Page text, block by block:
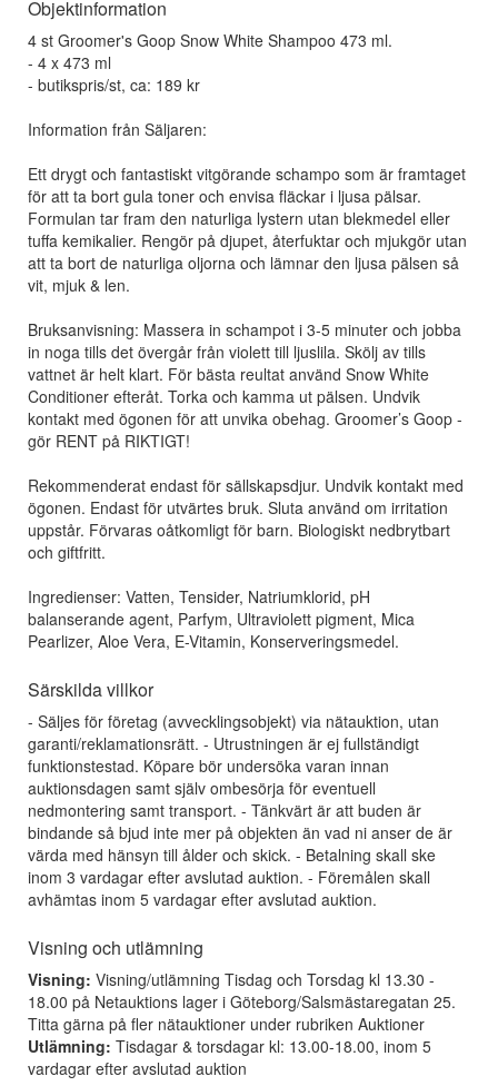
Objektinformation
4 st Groomer's Goop Snow White Shampoo 473 ml.
- 4 x 473 ml
- butikspris/st, ca: 189 kr
Information från Säljaren:
Ett drygt och fantastiskt vitgörande schampo som är framtaget
för att ta bort gula toner och envisa fläckar i ljusa pälsar.
Formulan tar fram den naturliga lystern utan blekmedel eller
tuffa kemikalier. Rengör på djupet, återfuktar och mjukgör utan
att ta bort de naturliga oljorna och lämnar den ljusa pälsen så
vit, mjuk & len.
Bruksanvisning: Massera in schampot i 3-5 minuter och jobba
in noga tills det övergår från violett till ljuslila. Skölj av tills
vattnet är helt klart. För bästa reultat använd Snow White
Conditioner efteråt. Torka och kamma ut pälsen. Undvik
kontakt med ögonen för att unvika obehag. Groomer’s Goop -
gör RENT på RIKTIGT!
Rekommenderat endast för sällskapsdjur. Undvik kontakt med
ögonen. Endast för utvärtes bruk. Sluta använd om irritation
uppstår. Förvaras oåtkomligt för barn. Biologiskt nedbrytbart
och giftfritt.
Ingredienser: Vatten, Tensider, Natriumklorid, pH
balanserande agent, Parfym, Ultraviolett pigment, Mica
Pearlizer, Aloe Vera, E-Vitamin, Konserveringsmedel.
Särskilda villkor
- Säljes för företag (avvecklingsobjekt) via nätauktion, utan
garanti/reklamationsrätt. - Utrustningen är ej fullständigt
funktionstestad. Köpare bör undersöka varan innan
auktionsdagen samt själv ombesörja för eventuell
nedmontering samt transport. - Tänkvärt är att buden är
bindande så bjud inte mer på objekten än vad ni anser de är
värda med hänsyn till ålder och skick. - Betalning skall ske
inom 3 vardagar efter avslutad auktion. - Föremålen skall
avhämtas inom 5 vardagar efter avslutad auktion.
Visning och utlämning
Visning: Visning/utlämning Tisdag och Torsdag kl 13.30 -
18.00 på Netauktions lager i Göteborg/Salsmästaregatan 25.
Titta gärna på fler nätauktioner under rubriken Auktioner
Utlämning: Tisdagar & torsdagar kl: 13.00-18.00, inom 5
vardagar efter avslutad auktion